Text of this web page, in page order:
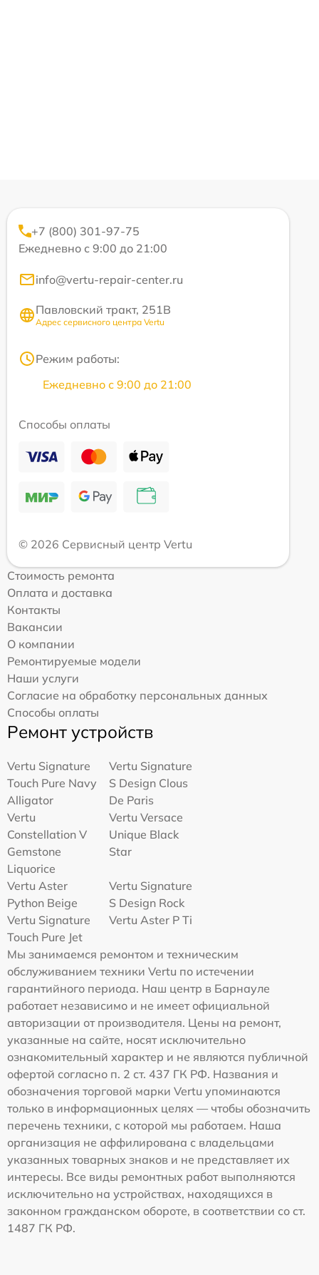
+7 (800) 301-97-75
Ежедневно с 9:00 до 21:00
info@vertu-repair-center.ru
Павловский тракт, 251В
Адрес сервисного центра Vertu
Режим работы:
Ежедневно с 9:00 до 21:00
Способы оплаты
© 2026 Сервисный центр Vertu
Стоимость ремонта
Оплата и доставка
Контакты
Вакансии
О компании
Ремонтируемые модели
Наши услуги
Согласие на обработку персональных данных
Способы оплаты
Ремонт устройств
Vertu Signature
Touch Pure Navy
Alligator
Vertu Signature
S Design Clous
De Paris
Vertu
Constellation V
Gemstone
Liquorice
Vertu Versace
Unique Black
Star
Vertu Aster
Python Beige
Vertu Signature
S Design Rock
Vertu Signature
Touch Pure Jet
Vertu Aster P Ti
Мы занимаемся ремонтом и техническим
обслуживанием техники Vertu по истечении
гарантийного периода. Наш центр в Барнауле
работает независимо и не имеет официальной
авторизации от производителя. Цены на ремонт,
указанные на сайте, носят исключительно
ознакомительный характер и не являются публичной
офертой согласно п. 2 ст. 437 ГК РФ. Названия и
обозначения торговой марки Vertu упоминаются
только в информационных целях — чтобы обозначить
перечень техники, с которой мы работаем. Наша
организация не аффилирована с владельцами
указанных товарных знаков и не представляет их
интересы. Все виды ремонтных работ выполняются
исключительно на устройствах, находящихся в
законном гражданском обороте, в соответствии со ст.
1487 ГК РФ.